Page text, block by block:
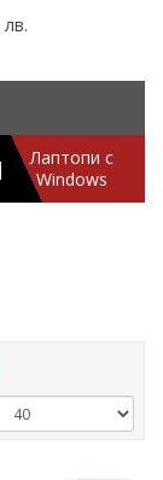
|
Лаптопи с
Windows